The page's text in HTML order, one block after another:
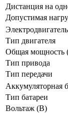
Дистанция на
Допустимая
Электродвигатель
Тип двигателя
Общая мощность
Тип привода
Тип передачи
Аккумуляторная
Тип батареи
Вольтаж (В)